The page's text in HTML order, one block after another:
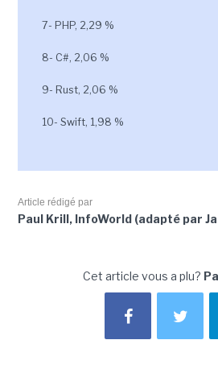
7- PHP, 2,29 %
8- C#, 2,06 %
9- Rust, 2,06 %
10- Swift, 1,98 %
Article rédigé par
Paul Krill, InfoWorld (adapté par
Cet article vous a plu?